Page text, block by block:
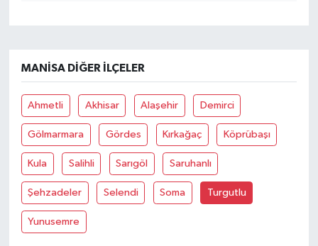
MANISA DIĞER İLÇELER
Ahmetli Akhisar Alaşehir Demirci
Gölmarmara Gördes Kırkağaç Köprübaşı
Kula Salihli Sarıgöl Saruhanlı
Şehzadeler Selendi Soma Turgutlu
Yunusemre